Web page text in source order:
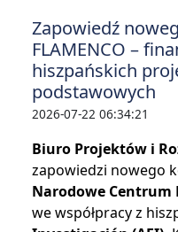
Zapowiedź
FLAMENCO –
hiszpańskich
podstawowych
2026-07-22 06:34:21
Biuro Projektów i
zapowiedzi nowego
Narodowe Centrum
we współpracy z